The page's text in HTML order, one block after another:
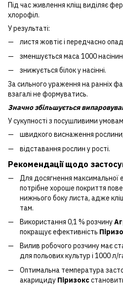
Під час живлення кліщ виділяє
хлорофіл.
У результаті:
листя жовтіє і передчасно
зменшується маса 1000
знижується білок у насінні.
За сильного ураження на ранніх
взагалі не формуватись.
Значно збільшується
У сукупності з посушливими
швидкого виснаження рослини;
відставання рослин у рості.
Рекомендації щодо
Для досягнення максимальної
потрібне хороше покриття
нижнього боку листа, адже
там.
Використання 0,1 % розчину
покращує ефективність
Вилив робочого розчину має
для польових культур і 1000 л/
Оптимальна температура
акарициду Піризокс